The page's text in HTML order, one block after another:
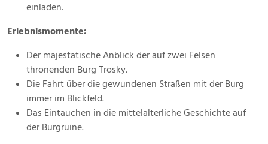
einladen.
Erlebnismomente:
Der majestätische Anblick der auf zwei Felsen
thronenden Burg Trosky.
Die Fahrt über die gewundenen Straßen mit der Burg
immer im Blickfeld.
Das Eintauchen in die mittelalterliche Geschichte auf
der Burgruine.